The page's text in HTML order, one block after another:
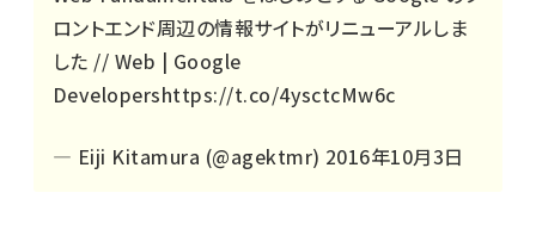
ロントエンド周辺の情報サイトがリニューアルしま
した // Web | Google
Developershttps://t.co/4ysctcMw6c
— Eiji Kitamura (@agektmr) 2016年10月3日